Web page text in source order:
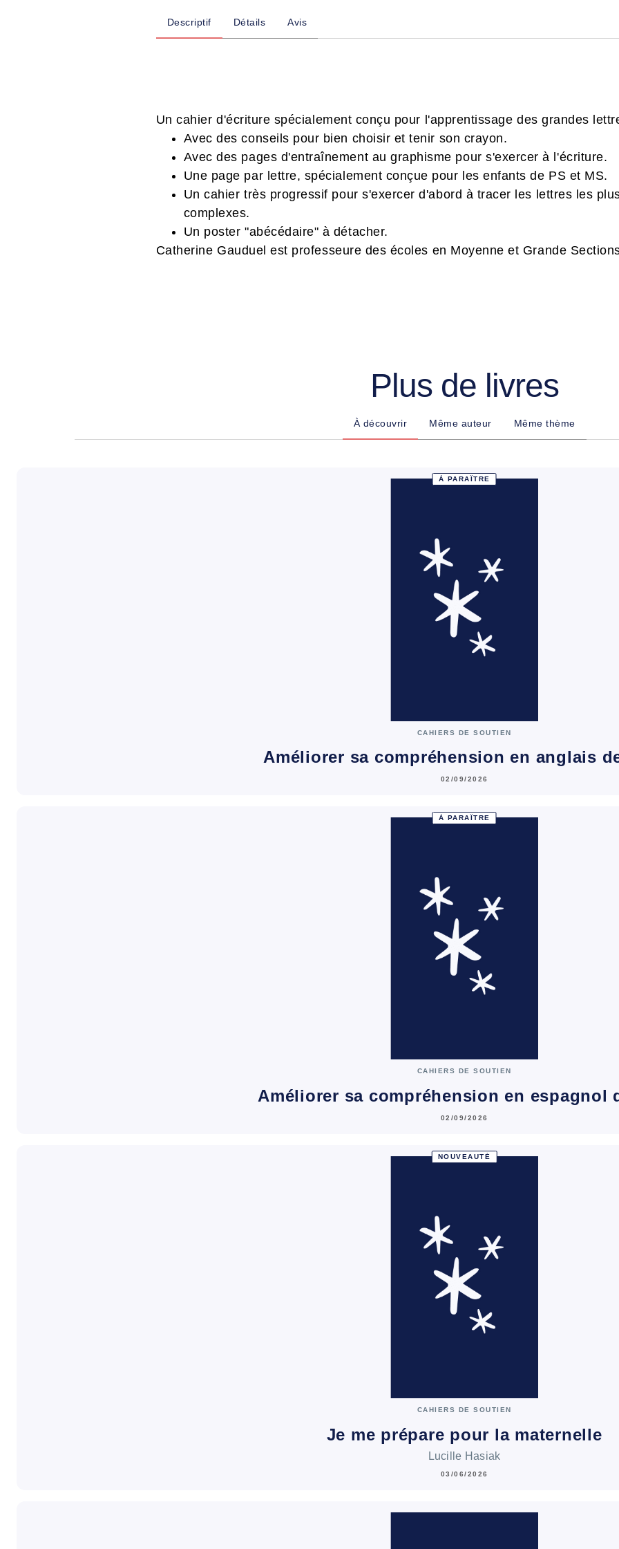
Descriptif Détails Avis
Un cahier d'écriture spécialement conçu pour l'apprentissage des grandes
Avec des conseils pour bien choisir et tenir son crayon.
Avec des pages d'entraînement au graphisme pour s'exercer à l'écriture.
Une page par lettre, spécialement conçue pour les enfants de PS et MS.
Un cahier très progressif pour s'exercer d'abord à tracer les lettres les
complexes.
Un poster "abécédaire" à détacher.
Catherine Gauduel est professeure des écoles en Moyenne et Grande
Plus de livres
À découvrir Même auteur Même thème
À PARAÎTRE
CAHIERS DE SOUTIEN
Améliorer sa compréhension en anglais
02/09/2026
À PARAÎTRE
CAHIERS DE SOUTIEN
Améliorer sa compréhension en espagnol
02/09/2026
NOUVEAUTÉ
CAHIERS DE SOUTIEN
Je me prépare pour la maternelle
Lucille Hasiak
03/06/2026